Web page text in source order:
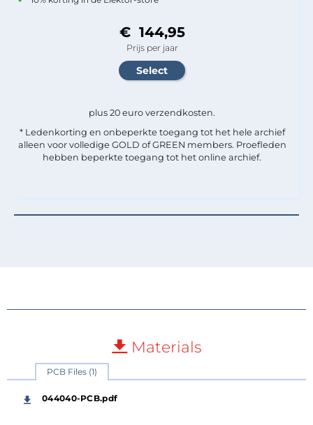
€ 144,95
Prijs per jaar
plus 20 euro verzendkosten.
* Ledenkorting en onbeperkte toegang tot het hele archief
alleen voor volledige GOLD of GREEN members. Proefleden
hebben beperkte toegang tot het online archief.
Materials
PCB Files (1)
044040-PCB.pdf